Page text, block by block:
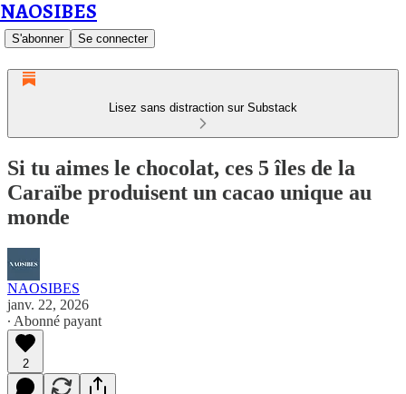
NAOSIBES
S'abonner Se connecter
Lisez sans distraction sur Substack
Si tu aimes le chocolat, ces 5 îles de la
Caraïbe produisent un cacao unique au
monde
NAOSIBES
janv. 22, 2026
∙ Abonné payant
2